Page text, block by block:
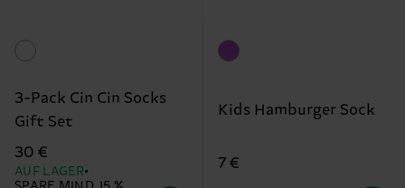
3-Pack Cin Cin Socks
Gift Set
30 €
AUF LAGER
Kids Hamburger Sock
7 €